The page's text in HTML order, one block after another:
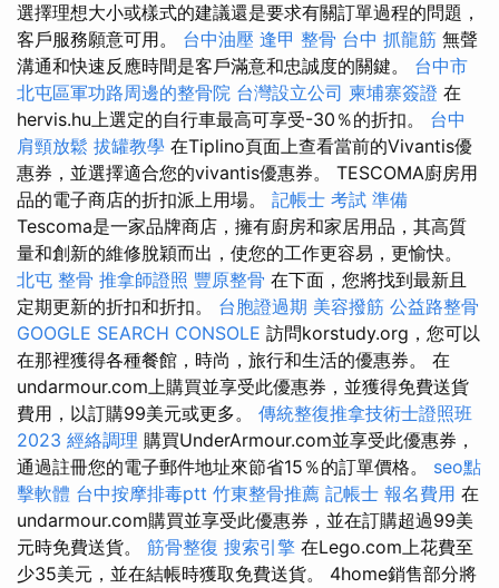
選擇理想大小或樣式的建議還是要求有關訂單過程的問題，
客戶服務願意可用。 台中油壓 逢甲 整骨 台中 抓龍筋 無聲
溝通和快速反應時間是客戶滿意和忠誠度的關鍵。 台中市
北屯區軍功路周邊的整骨院 台灣設立公司 柬埔寨簽證 在
hervis.hu上選定的自行車最高可享受-30％的折扣。 台中
肩頸放鬆 拔罐教學 在Tiplino頁面上查看當前的Vivantis優
惠券，並選擇適合您的vivantis優惠券。 TESCOMA廚房用
品的電子商店的折扣派上用場。 記帳士 考試 準備
Tescoma是一家品牌商店，擁有廚房和家居用品，其高質
量和創新的維修脫穎而出，使您的工作更容易，更愉快。
北屯 整骨 推拿師證照 豐原整骨 在下面，您將找到最新且
定期更新的折扣和折扣。 台胞證過期 美容撥筋 公益路整骨
GOOGLE SEARCH CONSOLE 訪問korstudy.org，您可以
在那裡獲得各種餐館，時尚，旅行和生活的優惠券。 在
undarmour.com上購買並享受此優惠券，並獲得免費送貨
費用，以訂購99美元或更多。 傳統整復推拿技術士證照班
2023 經絡調理 購買UnderArmour.com並享受此優惠券，
通過註冊您的電子郵件地址來節省15％的訂單價格。 seo點
擊軟體 台中按摩排毒ptt 竹東整骨推薦 記帳士 報名費用 在
undarmour.com購買並享受此優惠券，並在訂購超過99美
元時免費送貨。 筋骨整復 搜索引擎 在Lego.com上花費至
少35美元，並在結帳時獲取免費送貨。 4home銷售部分將